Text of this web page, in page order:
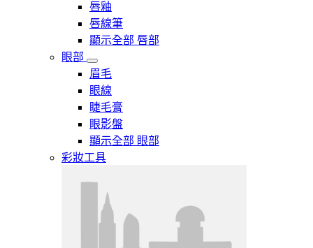
唇釉
唇線筆
顯示全部 唇部
眼部
眉毛
眼線
睫毛膏
眼影盤
顯示全部 眼部
彩妝工具